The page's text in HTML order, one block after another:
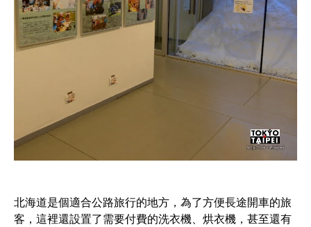
北海道是個適合公路旅行的地方，為了方便長途開車的旅
客，這裡還設置了需要付費的洗衣機、烘衣機，甚至還有